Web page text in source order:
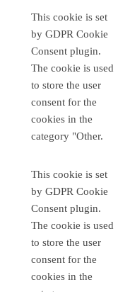
This cookie is set
by GDPR Cookie
Consent plugin.
The cookie is used
to store the user
consent for the
cookies in the
category "Other.
This cookie is set
by GDPR Cookie
Consent plugin.
The cookie is used
to store the user
consent for the
cookies in the